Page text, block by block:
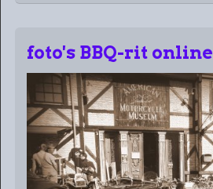
foto's BBQ-rit online